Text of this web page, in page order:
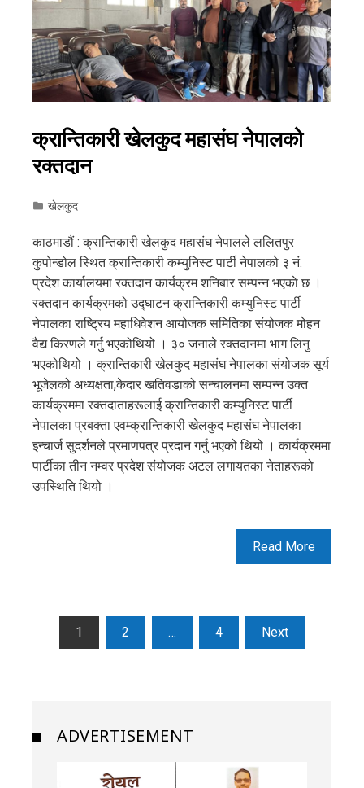
क्रान्तिकारी खेलकुद महासंघ नेपालको
रक्तदान
खेलकुद
काठमाडौं : क्रान्तिकारी खेलकुद महासंघ नेपालले ललितपुर
कुपोन्डोल स्थित क्रान्तिकारी कम्युनिस्ट पार्टी नेपालको ३ नं.
प्रदेश कार्यालयमा रक्तदान कार्यक्रम शनिबार सम्पन्न भएकाे छ ।
रक्तदान कार्यक्रमको उद्घाटन क्रान्तिकारी कम्युनिस्ट पार्टी
नेपालका राष्ट्रिय महाधिवेशन आयोजक समितिका संयोजक मोहन
वैद्य किरणले गर्नु भएकोथियो । ३० जनाले रक्तदानमा भाग लिनु
भएकोथियो । क्रान्तिकारी खेलकुद महासंघ नेपालका संयोजक सूर्य
भूजेलको अध्यक्षता,केदार खतिवडाको सन्चालनमा सम्पन्न उक्त
कार्यक्रममा रक्तदाताहरूलाई क्रान्तिकारी कम्युनिस्ट पार्टी
नेपालका प्रबक्ता एवम्क्रान्तिकारी खेलकुद महासंघ नेपालका
इन्चार्ज सुदर्शनले प्रमाणपत्र प्रदान गर्नु भएको थियो । कार्यक्रममा
पार्टीका तीन नम्वर प्रदेश संयोजक अटल लगायतका नेताहरूको
उपस्थिति थियो ।
Read More
1 2 … 4 Next
ADVERTISEMENT